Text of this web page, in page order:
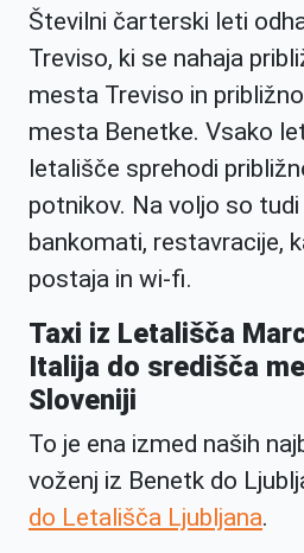
Številni čarterski leti
Treviso, ki se nahaja
mesta Treviso in
mesta Benetke. Vsako
letališče sprehodi
potnikov. Na voljo so
bankomati, restavracije,
postaja in wi-fi.
Taxi iz Letališča
Italija do središča
Sloveniji
To je ena izmed naših
voženj iz Benetk do
do Letališča Ljubljana.